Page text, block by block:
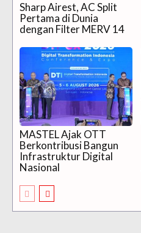
Sharp Airest, AC Split
Pertama di Dunia
dengan Filter MERV 14
MASTEL Ajak OTT
Berkontribusi Bangun
Infrastruktur Digital
Nasional